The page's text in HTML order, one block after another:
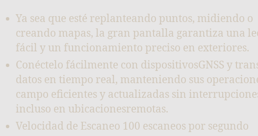
Ya sea que esté replanteando puntos, midiendo o
creando mapas, la gran pantalla garantiza una
fácil y un funcionamiento preciso en exteriores.
Conéctelo fácilmente con dispositivosGNSS y
datos en tiempo real, manteniendo sus
campo eficientes y actualizadas sin
incluso en ubicacionesremotas.
Velocidad de Escaneo 100 escaneos por segundo